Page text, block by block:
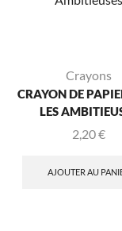
Crayons
CRAYON DE
LES
2,20€
AJOUTER AU